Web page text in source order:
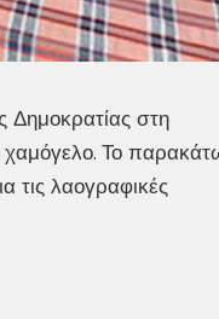
Δημοκρατίας στη
χαμόγελο. Το
τις λαογραφικές